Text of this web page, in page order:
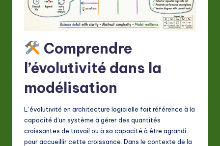
Comprendre
l’évolutivité dans la
modélisation
L’évolutivité en architecture logicielle fait référence à la
capacité d’un système à gérer des quantités
croissantes de travail ou à sa capacité à être agrandi
pour accueillir cette croissance. Dans le contexte de la